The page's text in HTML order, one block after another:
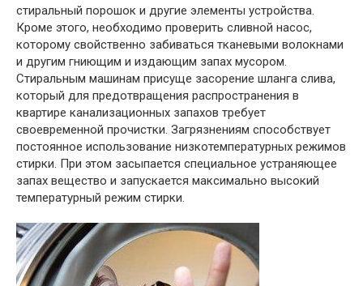
стиральный порошок и другие элементы устройства.
Кроме этого, необходимо проверить сливной насос,
которому свойственно забиваться тканевыми волокнами
и другим гниющим и издающим запах мусором.
Стиральным машинам присуще засорение шланга слива,
который для предотвращения распространения в
квартире канализационных запахов требует
своевременной прочистки. Загрязнениям способствует
постоянное использование низкотемпературных режимов
стирки. При этом засыпается специальное устраняющее
запах вещество и запускается максимально высокий
температурный режим стирки.